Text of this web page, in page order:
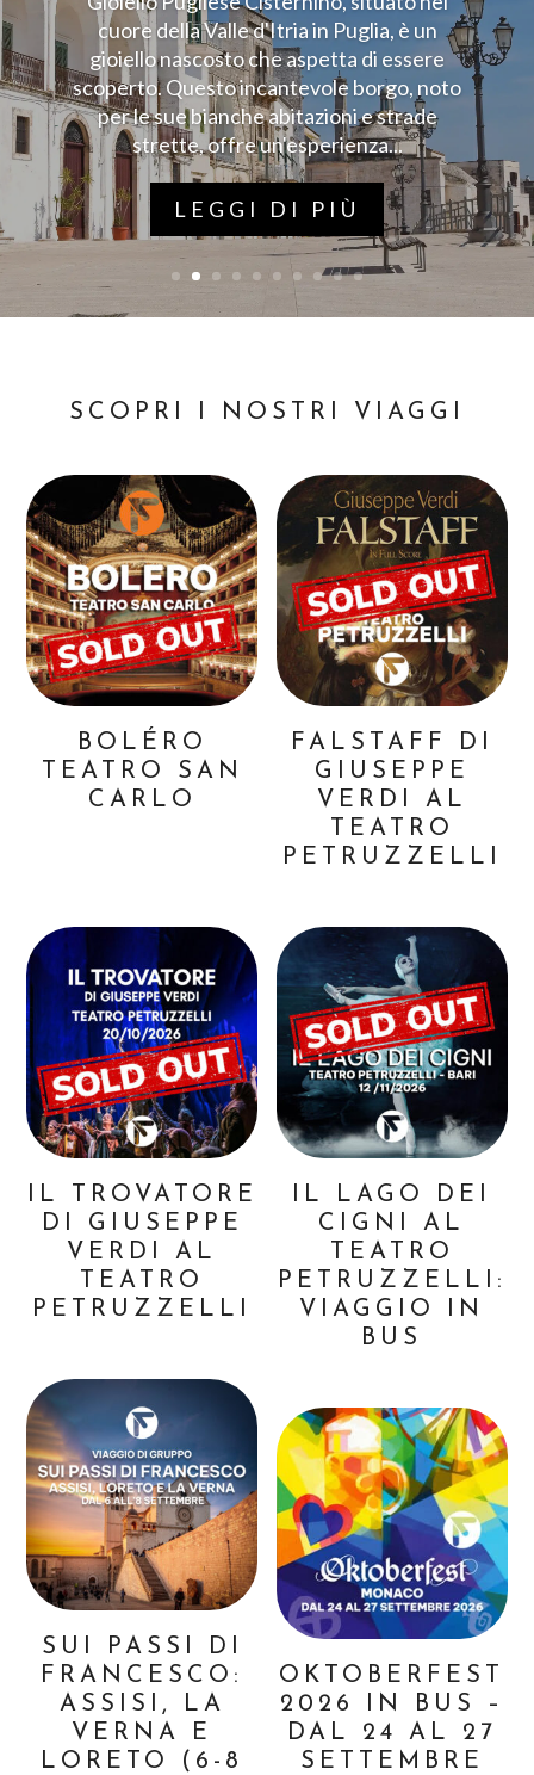
Esplorando il Castello di Chambord: Una
Meraviglia dell'Architettura
Rinascimentale Il Castello di Chambord,
una delle meraviglie architettoniche della
Francia, è un'attrazione imperdibile per chi
visita la regione della Loira. Questo
maestoso edificio, noto per la...
LEGGI DI PIÙ
SCOPRI I NOSTRI VIAGGI
BOLÉRO
TEATRO SAN
CARLO
FALSTAFF DI
GIUSEPPE
VERDI AL
TEATRO
PETRUZZELLI
IL TROVATORE
DI GIUSEPPE
VERDI AL
TEATRO
PETRUZZELLI
IL LAGO DEI
CIGNI AL
TEATRO
PETRUZZELLI:
VIAGGIO IN
BUS
SUI PASSI DI
FRANCESCO:
ASSISI, LA
VERNA E
LORETO (6-8
OKTOBERFEST
2026 IN BUS –
DAL 24 AL 27
SETTEMBRE